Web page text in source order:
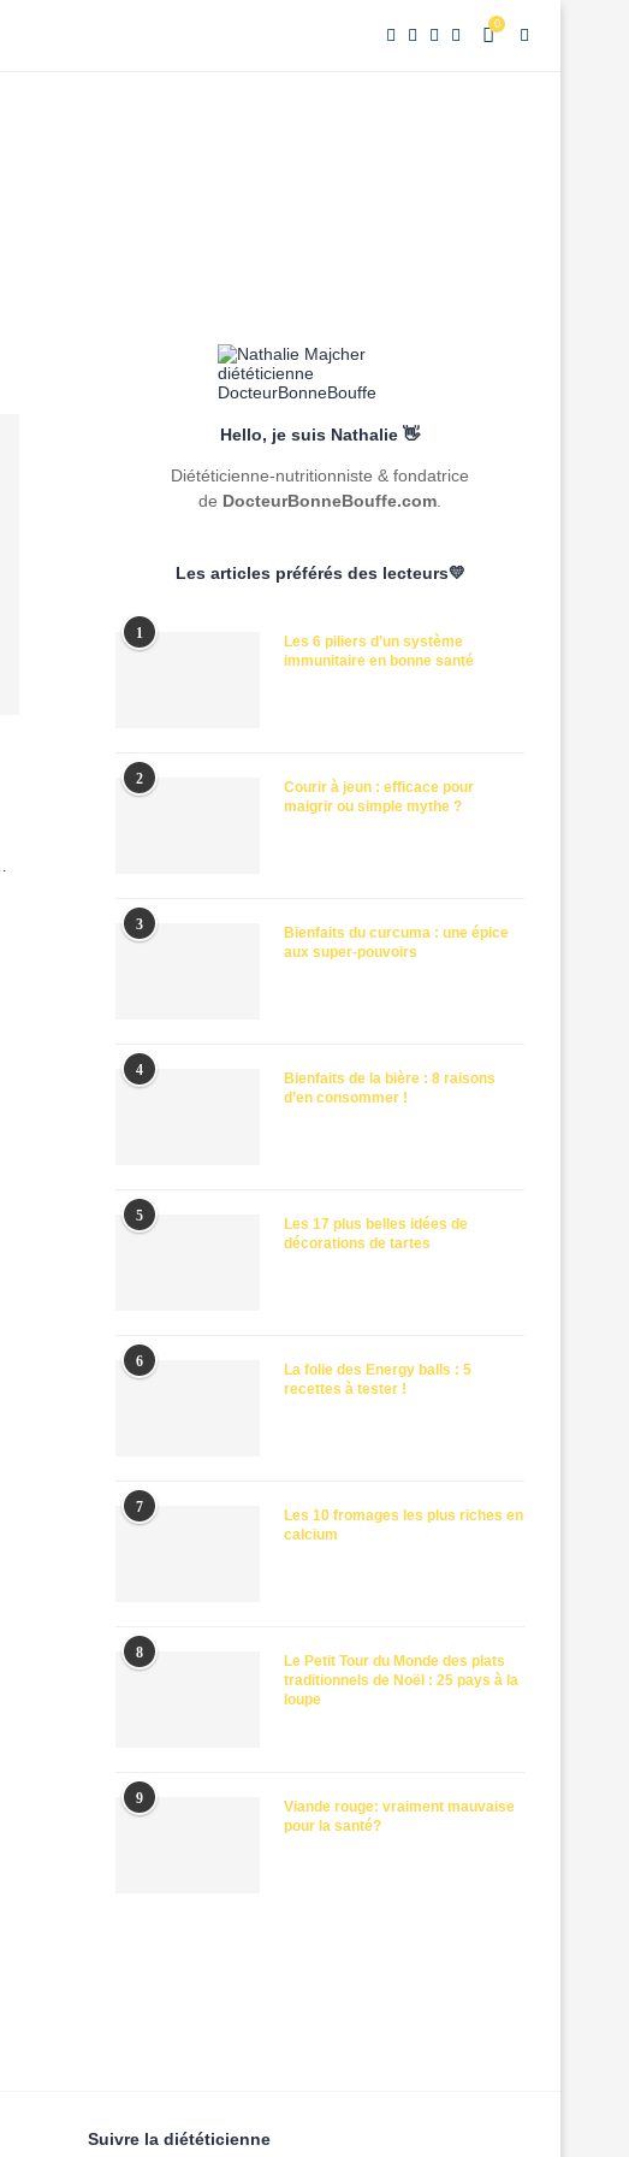
0
Hello, je suis Nathalie 👋
Diététicienne-nutritionniste & fondatrice
de DocteurBonneBouffe.com
Les articles préférés des lecteurs💛
1
Les 6 piliers d’un système
immunitaire en bonne santé
2
Courir à jeun : efficace pour
maigrir ou simple mythe ?
3
Bienfaits du curcuma : une épice
aux super-pouvoirs
4
Bienfaits de la bière : 8 raisons
d’en consommer !
5
Les 17 plus belles idées de
décorations de tartes
6
La folie des Energy balls : 5
recettes à tester !
7
Les 10 fromages les plus riches en
calcium
8
Le Petit Tour du Monde des plats
traditionnels de Noël : 25 pays à la
loupe
9
Viande rouge: vraiment mauvaise
pour la santé?
Suivre la diététicienne